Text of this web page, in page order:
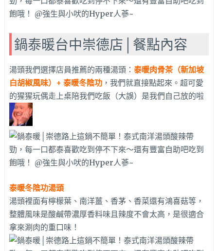
鍋泰暖台中崇德店│餐點內容
湯頭我們選擇店員推薦的兩種湯頭： 泰暖肉骨茶（新加坡
白胡椒風味）+ 泰暖冬陰功，我們就直接點起來。超可愛
的猩猩玩偶走上桌陪我們吃飯（大誤）是我們自己放的啦
泰暖冬陰功湯頭
湯頭裡面有檸檬葉、南洋薑、香茅、香菜還有鴻喜菇等，
整體風味是酸鹹帶濃厚香料味且辣度不會太高，是很適合
拿來涮肉的重口味！